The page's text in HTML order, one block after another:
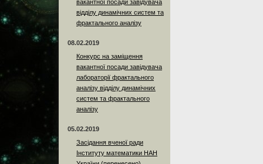
вакантної посади завідувача
відділу динамічних систем та
фрактального аналізу
08.02.2019
Конкурс на заміщення
вакантної посади завідувача
лабораторії фрактального
аналізу відділу динамічних
систем та фрактального
аналізу
05.02.2019
Засідання вченої ради
Інституту математики НАН